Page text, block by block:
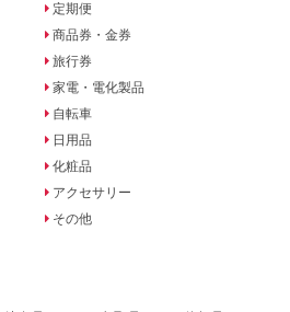
定期便
商品券・金券
旅行券
家電・電化製品
自転車
日用品
化粧品
アクセサリー
その他